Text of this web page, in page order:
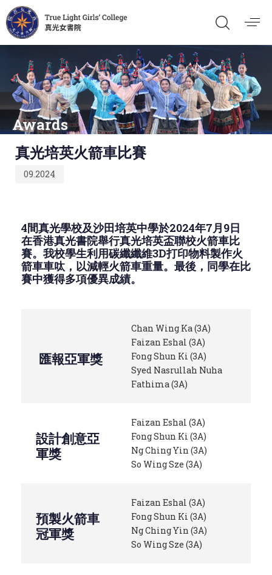
Awards
真光培英火箭車比賽
on:
09.2024
4間真光學校及沙田培英中學於2024年7月9日
在香港真光書院舉行真光培英盃聯校火箭車比
賽。我校學生利用碳纖纖維3D打印物料製作火
箭車車呔，以減輕火箭車重量。最後，同學在比
賽中獲得多項優異成績。
匯報亞軍獎
Chan Wing Ka (3A)
Faizan Eshal (3A)
Fong Shun Ki (3A)
Syed Nasrullah Nuha
Fathima (3A)
設計創意亞
軍獎
Faizan Eshal (3A)
Fong Shun Ki (3A)
Ng Ching Yin (3A)
So Wing Sze (3A)
預製火箭車
冠軍獎
Faizan Eshal (3A)
Fong Shun Ki (3A)
Ng Ching Yin (3A)
So Wing Sze (3A)